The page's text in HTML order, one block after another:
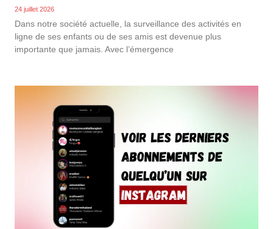
24 juillet 2026
Dans notre société actuelle, la surveillance des activités en
ligne de ses enfants ou de ses amis est devenue plus
importante que jamais. Avec l’émergence